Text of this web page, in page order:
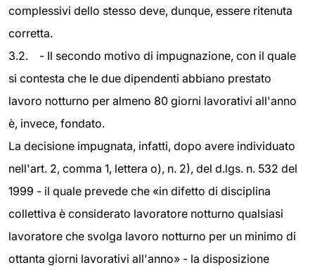
complessivi dello stesso deve, dunque, essere ritenuta
corretta.
3.2. - Il secondo motivo di impugnazione, con il quale
si contesta che le due dipendenti abbiano prestato
lavoro notturno per almeno 80 giorni lavorativi all'anno
è, invece, fondato.
La decisione impugnata, infatti, dopo avere individuato
nell'art. 2, comma 1, lettera o), n. 2), del d.lgs. n. 532 del
1999 - il quale prevede che «in difetto di disciplina
collettiva è considerato lavoratore notturno qualsiasi
lavoratore che svolga lavoro notturno per un minimo di
ottanta giorni lavorativi all'anno» - la disposizione